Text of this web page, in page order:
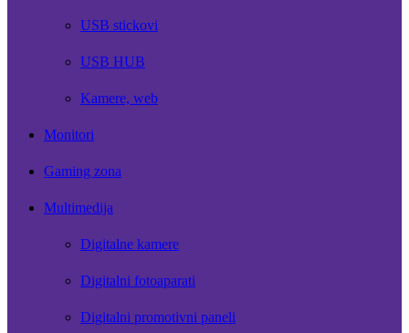
USB stickovi
USB HUB
Kamere, web
Monitori
Gaming zona
Multimedija
Digitalne kamere
Digitalni fotoaparati
Digitalni promotivni paneli